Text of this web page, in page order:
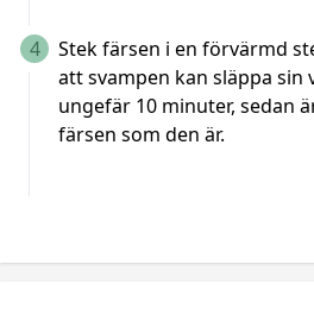
4
Stek färsen i en förvärmd
att svampen kan släppa sin
ungefär 10 minuter, sedan
färsen som den är.